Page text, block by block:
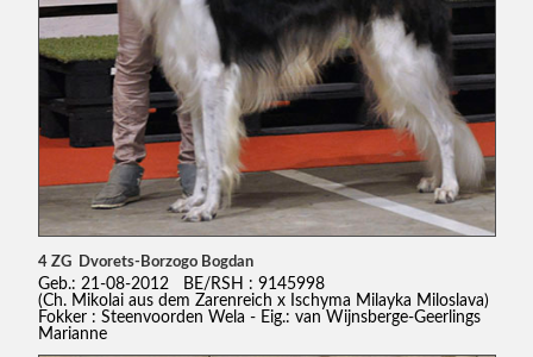
4 ZG Dvorets-Borzogo Bogdan
Geb.: 21-08-2012 BE/RSH : 9145998
(Ch. Mikolai aus dem Zarenreich x Ischyma Milayka Miloslava)
Fokker : Steenvoorden Wela - Eig.: van Wijnsberge-Geerlings
Marianne